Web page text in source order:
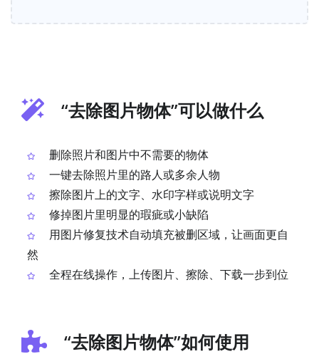
“去除图片物体”可以做什么
删除照片和图片中不需要的物体
一键去除照片里的路人或多余人物
擦除图片上的文字、水印字样或说明文字
修掉图片里明显的瑕疵或小缺陷
用图片修复技术自动填充被删区域，让画面更自
然
全程在线操作，上传图片、擦除、下载一步到位
“去除图片物体”如何使用